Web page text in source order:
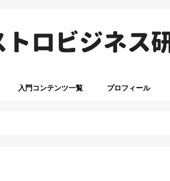
入門コンテンツ一覧 プロフィール